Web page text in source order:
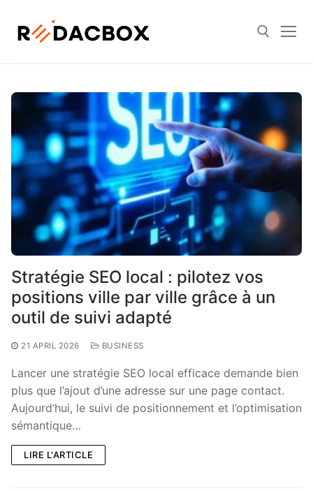
content
Search for:
Stratégie SEO local : pilotez vos
positions ville par ville grâce à un
outil de suivi adapté
21 APRIL 2026 BUSINESS
Lancer une stratégie SEO local efficace demande bien
plus que l’ajout d’une adresse sur une page contact.
Aujourd’hui, le suivi de positionnement et l’optimisation
sémantique…
LIRE L'ARTICLE